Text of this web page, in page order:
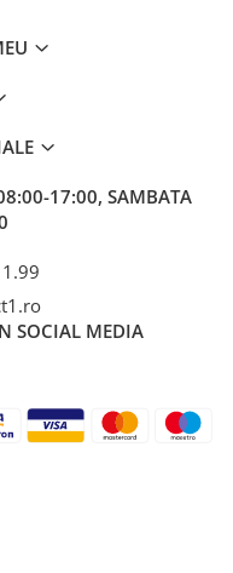
17:00, SAMBATA
SOCIAL MEDIA